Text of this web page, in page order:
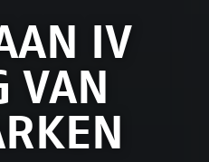
IV
VAN